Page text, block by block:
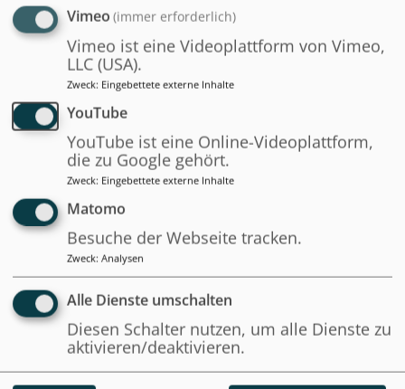
Für die Teilnahme am Kurs
„Prozessmanagement im öffentlichen Sektor“
existieren keine formalen Voraussetzungen.
Zur erfolgreichen Teilnahme empfehlenswert
sind gute Kenntnisse der
Verwaltungsorganisation und
Grundlagenkenntnisse des
Prozessmanagements.
Wer bietet diesen Kurs an?
Vimeo (immer erforderlich)
Vimeo ist eine Videoplattform von Vimeo,
LLC (USA).
Zweck: Eingebettete externe Inhalte
YouTube
YouTube ist eine Online-Videoplattform,
die zu Google gehört.
Zweck: Eingebettete externe Inhalte
Matomo
Besuche der Webseite tracken.
Zweck: Analysen
Alle Dienste umschalten
Diesen Schalter nutzen, um alle Dienste zu
aktivieren/deaktivieren.